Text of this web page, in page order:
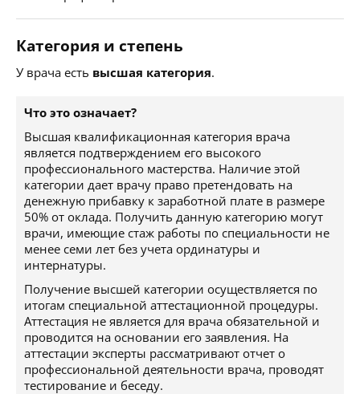
Категория и степень
У врача есть высшая категория.
Что это означает?
Высшая квалификационная категория врача
является подтверждением его высокого
профессионального мастерства. Наличие этой
категории дает врачу право претендовать на
денежную прибавку к заработной плате в размере
50% от оклада. Получить данную категорию могут
врачи, имеющие стаж работы по специальности не
менее семи лет без учета ординатуры и
интернатуры.
Получение высшей категории осуществляется по
итогам специальной аттестационной процедуры.
Аттестация не является для врача обязательной и
проводится на основании его заявления. На
аттестации эксперты рассматривают отчет о
профессиональной деятельности врача, проводят
тестирование и беседу.